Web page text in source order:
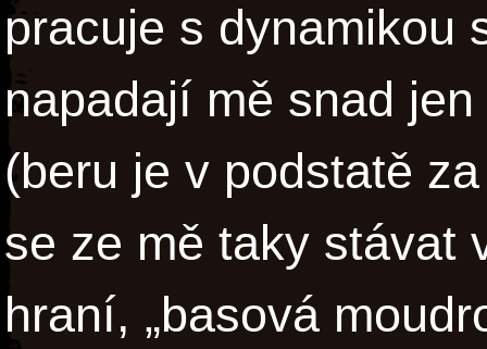
pracuje s dynamikou
napadají mě snad
(beru je v podstatě
se ze mě taky stávat
hraní, „basová